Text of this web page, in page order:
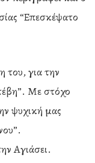
“Επεσκέψατο
του, για την
Με στόχο
ψυχική μας
Αγιάσει.